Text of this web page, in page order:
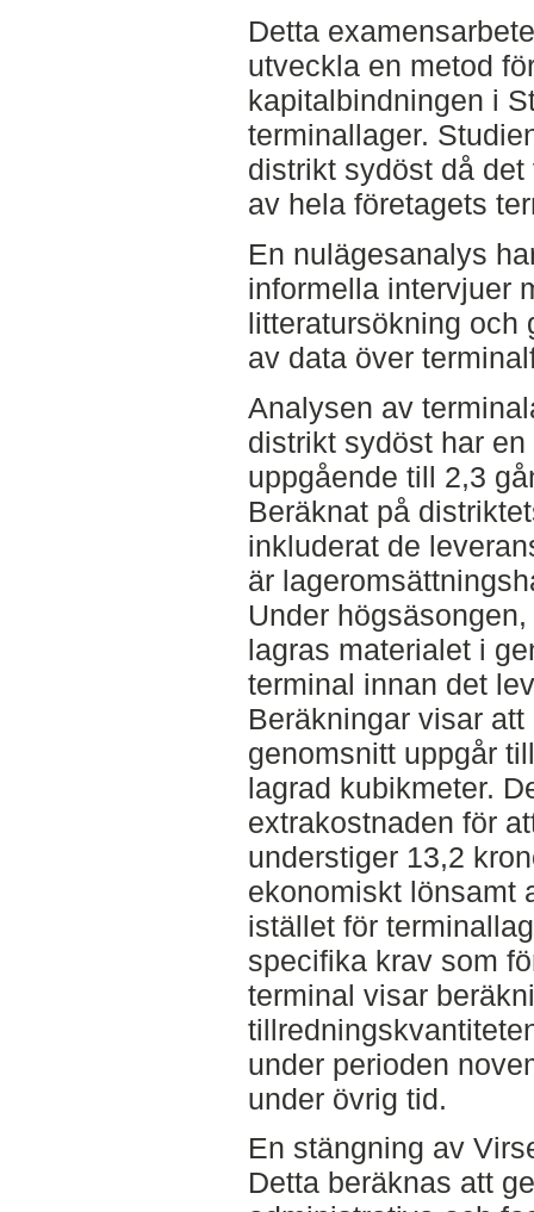
Detta
utveckla en metod
kapitalbindningen i
terminallager.
distrikt sydöst då
av hela företagets
En nulägesanalys
informella intervjuer
litteratursökning och
av data över
Analysen av
distrikt sydöst har
uppgående till 2,3
Beräknat på
inkluderat de
är
Under
lagras materialet i
terminal innan det
Beräkningar visar
genomsnitt uppgår
lagrad kubikmeter.
extrakostnaden för
understiger 13,2
ekonomiskt lönsamt
istället för
specifika krav som
terminal visar
under perioden
under övrig tid.
En stängning av
Detta beräknas att